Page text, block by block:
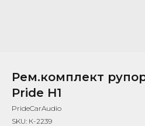
Рем.комплект
Pride H1
PrideCarAudio
SKU: К-2239